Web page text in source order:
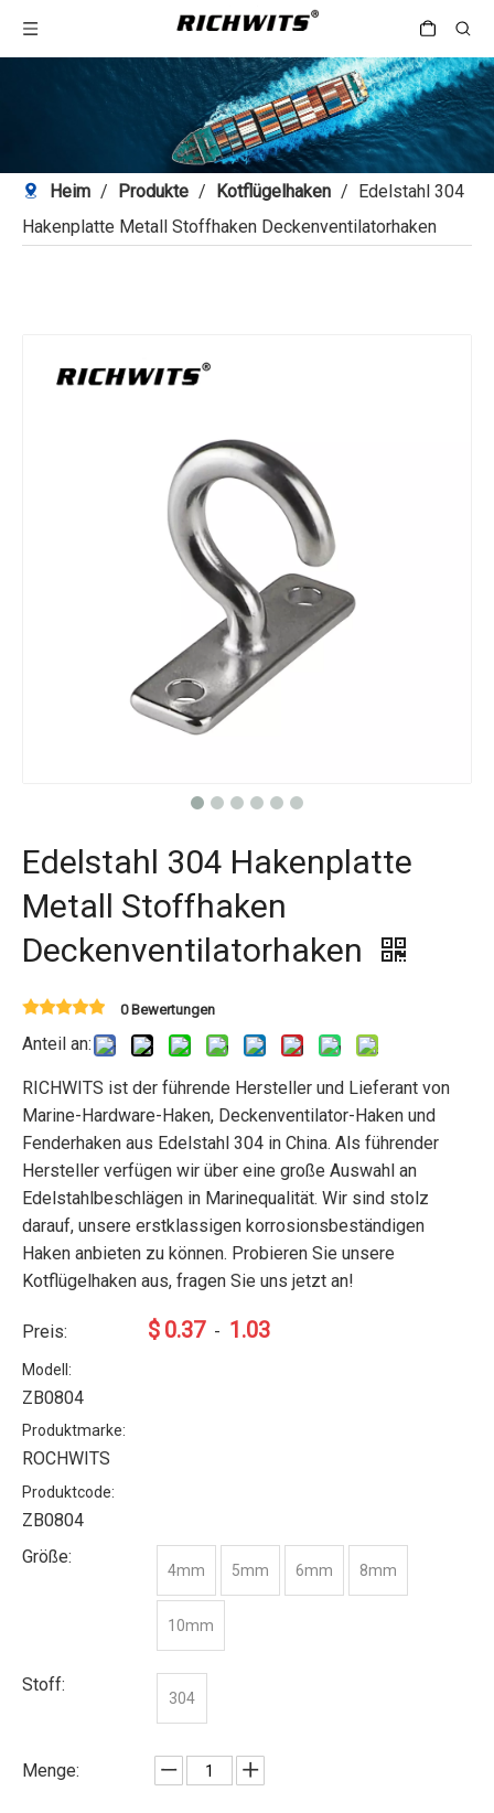
Heim / Produkte / Kotflügelhaken / Edelstahl 304
Hakenplatte Metall Stoffhaken Deckenventilatorhaken
Edelstahl 304 Hakenplatte
Metall Stoffhaken
Deckenventilatorhaken
0 Bewertungen
Anteil an:
RICHWITS ist der führende Hersteller und Lieferant von
Marine-Hardware-Haken, Deckenventilator-Haken und
Fenderhaken aus Edelstahl 304 in China. Als führender
Hersteller verfügen wir über eine große Auswahl an
Edelstahlbeschlägen in Marinequalität. Wir sind stolz
darauf, unsere erstklassigen korrosionsbeständigen
Haken anbieten zu können. Probieren Sie unsere
Kotflügelhaken aus, fragen Sie uns jetzt an!
Preis: $ 0.37 - 1.03
Modell:
ZB0804
Produktmarke:
ROCHWITS
Produktcode:
ZB0804
Größe:
4mm 5mm 6mm 8mm
10mm
Stoff:
304
Menge: